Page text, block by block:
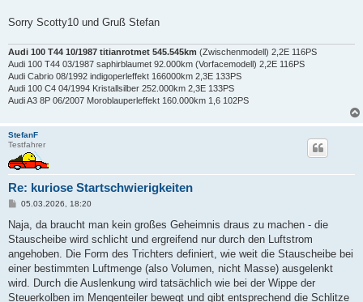
Sorry Scotty10 und Gruß Stefan
Audi 100 T44 10/1987 titianrotmet 545.545km (Zwischenmodell) 2,2E 116PS
Audi 100 T44 03/1987 saphirblaumet 92.000km (Vorfacemodell) 2,2E 116PS
Audi Cabrio 08/1992 indigoperleffekt 166000km 2,3E 133PS
Audi 100 C4 04/1994 Kristallsilber 252.000km 2,3E 133PS
Audi A3 8P 06/2007 Moroblauperleffekt 160.000km 1,6 102PS
StefanF
Testfahrer
Re: kuriose Startschwierigkeiten
B
i
r
a
g
05.03.2026, 18:20
Naja, da braucht man kein großes Geheimnis draus zu machen - die
Stauscheibe wird schlicht und ergreifend nur durch den Luftstrom
angehoben. Die Form des Trichters definiert, wie weit die Stauscheibe bei
einer bestimmten Luftmenge (also Volumen, nicht Masse) ausgelenkt
wird. Durch die Auslenkung wird tatsächlich wie bei der Wippe der
Steuerkolben im Mengenteiler bewegt und gibt entsprechend die Schlitze